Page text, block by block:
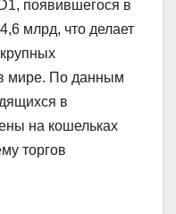
появившегося в
млрд, что делает
мире. По данным
в
на кошельках
торгов